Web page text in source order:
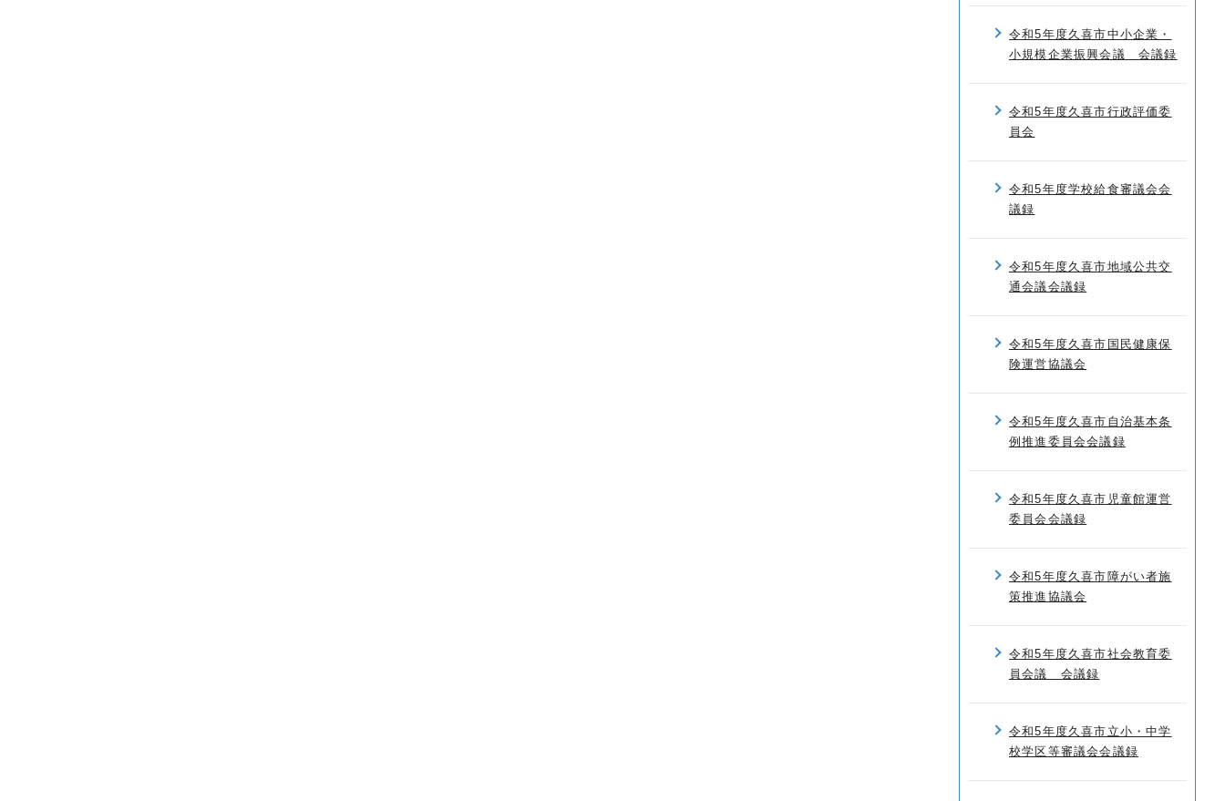
令和5年度久喜市中小企業・
小規模企業振興会議 会議録
令和5年度久喜市行政評価委
員会
令和5年度学校給食審議会会
議録
令和5年度久喜市地域公共交
通会議会議録
令和5年度久喜市国民健康保
険運営協議会
令和5年度久喜市自治基本条
例推進委員会会議録
令和5年度久喜市児童館運営
委員会会議録
令和5年度久喜市障がい者施
策推進協議会
令和5年度久喜市社会教育委
員会議 会議録
令和5年度久喜市立小・中学
校学区等審議会会議録